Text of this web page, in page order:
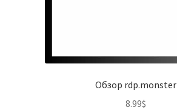
Обзор rdp.monster
8.99$